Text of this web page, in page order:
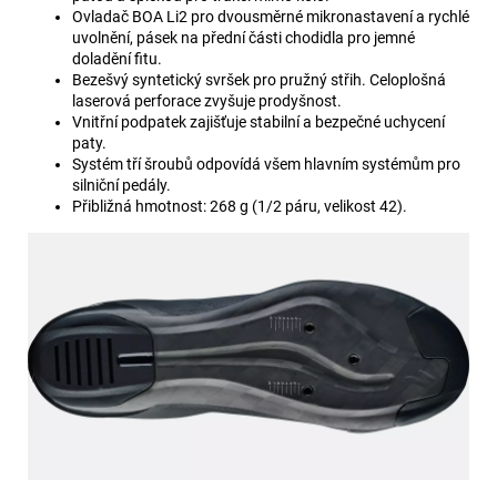
Ovladač BOA Li2 pro dvousměrné mikronastavení a rychlé
uvolnění, pásek na přední části chodidla pro jemné
doladění fitu.
Bezešvý syntetický svršek pro pružný střih. Celoplošná
laserová perforace zvyšuje prodyšnost.
Vnitřní podpatek zajišťuje stabilní a bezpečné uchycení
paty.
Systém tří šroubů odpovídá všem hlavním systémům pro
silniční pedály.
Přibližná hmotnost: 268 g (1/2 páru, velikost 42).